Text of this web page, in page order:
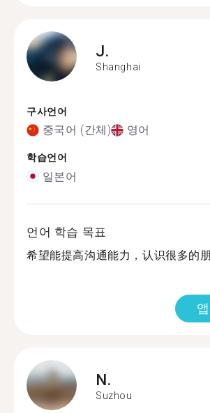
J.
Shanghai
구사언어
중국어 (간체) 영어
학습언어
일본어
언어 학습 목표
希望能提高沟通能力，认识很多的朋
N.
Suzhou